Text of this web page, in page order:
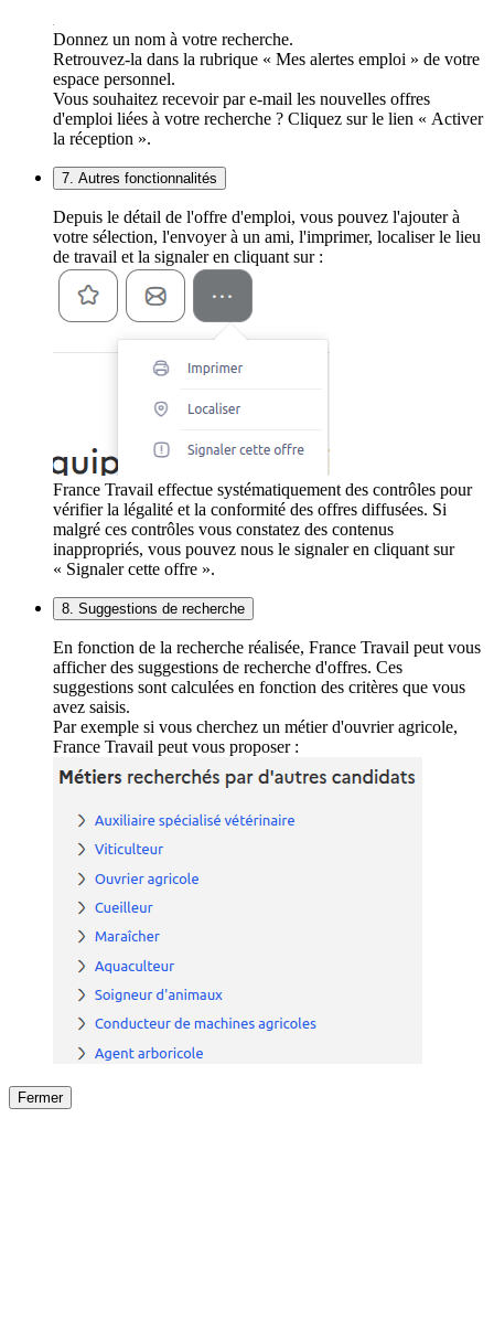
Donnez un nom à votre recherche.
Retrouvez-la dans la rubrique « Mes alertes emploi » de votre
espace personnel.
Vous souhaitez recevoir par e-mail les nouvelles offres
d'emploi liées à votre recherche ? Cliquez sur le lien « Activer
la réception ».
7. Autres fonctionnalités
Depuis le détail de l'offre d'emploi, vous pouvez l'ajouter à
votre sélection, l'envoyer à un ami, l'imprimer, localiser le lieu
de travail et la signaler en cliquant sur :
France Travail effectue systématiquement des contrôles pour
vérifier la légalité et la conformité des offres diffusées. Si
malgré ces contrôles vous constatez des contenus
inappropriés, vous pouvez nous le signaler en cliquant sur
« Signaler cette offre ».
8. Suggestions de recherche
En fonction de la recherche réalisée, France Travail peut vous
afficher des suggestions de recherche d'offres. Ces
suggestions sont calculées en fonction des critères que vous
avez saisis.
Par exemple si vous cherchez un métier d'ouvrier agricole,
France Travail peut vous proposer :
Fermer